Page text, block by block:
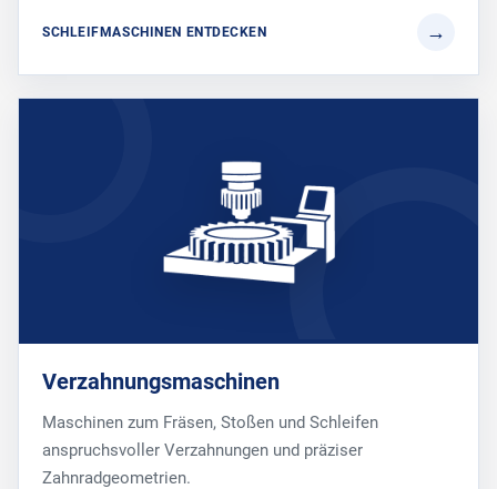
SCHLEIFMASCHINEN ENTDECKEN
Verzahnungsmaschinen
Maschinen zum Fräsen, Stoßen und Schleifen
anspruchsvoller Verzahnungen und präziser
Zahnradgeometrien.